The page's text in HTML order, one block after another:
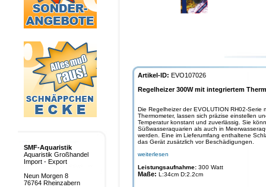
Artikel-ID: EVO107026
Regelheizer 300W mit integriertem
Die Regelheizer der EVOLUTION RH02-Serie
Thermometer, lassen sich präzise einstellen
Temperatur konstant und zuverlässig. Sie
Süßwasseraquarien als auch in
werden. Eine im Lieferumfang enthaltene
das Gerät zusätzlich vor Beschädigungen.
weiterlesen
Leistungsaufnahme: 300 Watt
Maße: L:34cm D:2.2cm
SMF-Aquaristik
Aquaristik Großhandel
Import - Export
Neun Morgen 8
76764 Rheinzabern